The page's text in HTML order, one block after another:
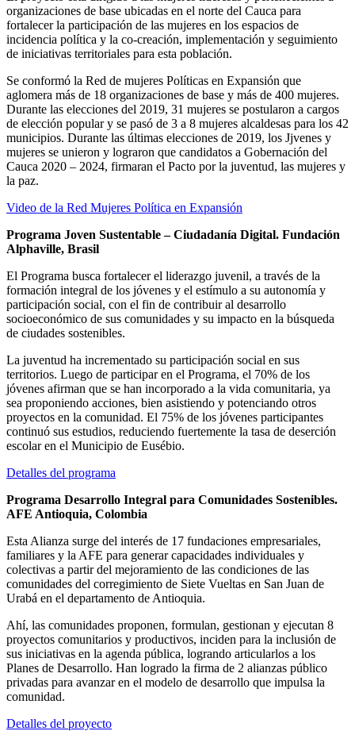
organizaciones de base ubicadas en el norte del Cauca para
fortalecer la participación de las mujeres en los espacios de
incidencia política y la co-creación, implementación y seguimiento
de iniciativas territoriales para esta población.
Se conformó la Red de mujeres Políticas en Expansión que
aglomera más de 18 organizaciones de base y más de 400 mujeres.
Durante las elecciones del 2019, 31 mujeres se postularon a cargos
de elección popular y se pasó de 3 a 8 mujeres alcaldesas para los 42
municipios. Durante las últimas elecciones de 2019, los Jjvenes y
mujeres se unieron y lograron que candidatos a Gobernación del
Cauca 2020 – 2024, firmaran el Pacto por la juventud, las mujeres y
la paz.
Video de la Red Mujeres Política en Expansión
Programa Joven Sustentable – Ciudadanía Digital. Fundación
Alphaville, Brasil
El Programa busca fortalecer el liderazgo juvenil, a través de la
formación integral de los jóvenes y el estímulo a su autonomía y
participación social, con el fin de contribuir al desarrollo
socioeconómico de sus comunidades y su impacto en la búsqueda
de ciudades sostenibles.
La juventud ha incrementado su participación social en sus
territorios. Luego de participar en el Programa, el 70% de los
jóvenes afirman que se han incorporado a la vida comunitaria, ya
sea proponiendo acciones, bien asistiendo y potenciando otros
proyectos en la comunidad. El 75% de los jóvenes participantes
continuó sus estudios, reduciendo fuertemente la tasa de deserción
escolar en el Municipio de Eusébio.
Detalles del programa
Programa Desarrollo Integral para Comunidades Sostenibles.
AFE Antioquia, Colombia
Esta Alianza surge del interés de 17 fundaciones empresariales,
familiares y la AFE para generar capacidades individuales y
colectivas a partir del mejoramiento de las condiciones de las
comunidades del corregimiento de Siete Vueltas en San Juan de
Urabá en el departamento de Antioquia.
Ahí, las comunidades proponen, formulan, gestionan y ejecutan 8
proyectos comunitarios y productivos, inciden para la inclusión de
sus iniciativas en la agenda pública, logrando articularlos a los
Planes de Desarrollo. Han logrado la firma de 2 alianzas público
privadas para avanzar en el modelo de desarrollo que impulsa la
comunidad.
Detalles del proyecto